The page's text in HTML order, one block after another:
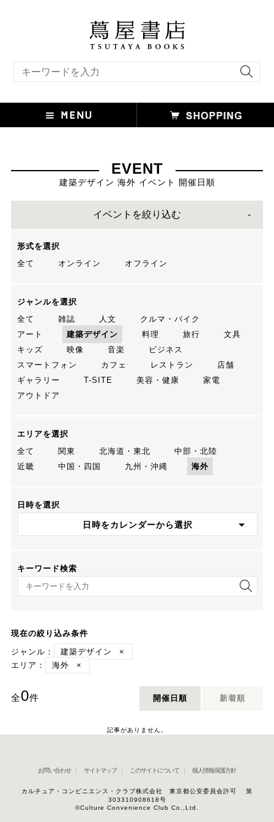
EVENT
建築デザイン 海外 イベント 開催日順
イベントを絞り込む
形式を選択
全て
オンライン オフライン
ジャンルを選択
全て
雑誌 人文
クルマ・バイク
アート
建築デザイン 料理 旅行
文具
キッズ
映像 音楽
ビジネス
スマートフォン
カフェ レストラン
店舗
ギャラリー
T-SITE 美容・健康
家電
アウトドア
エリアを選択
全て
関東 北海道・東北
中部・北陸
近畿
中国・四国 九州・沖縄 海外
日時を選択
日時をカレンダーから選択
キーワード検索
キーワード検索
現在の絞り込み条件
ジャンル：
建築デザイン
×
エリア：
海外 ×
全0件 開催日順 新着順
記事がありません。
お問い合わせ サイトマップ このサイトについて 個人情報保護方針
カルチュア・コンビニエンス・クラブ株式会社 東京都公安委員会許可 第
303310908618号
©Culture Convenience Club Co.,Ltd.